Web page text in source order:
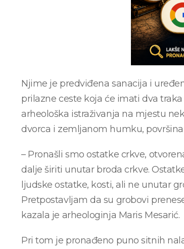
Njime je predviđena sanacija i
prilazne ceste koja će imati dva
arheološka istraživanja na mjestu
dvorca i zemljanom humku,
– Pronašli smo ostatke crkve,
dalje širiti unutar broda crkve.
ljudske ostatke, kosti, ali ne unutar
Pretpostavljam da su grobovi
kazala je arheologinja Maris Mesarić.
Pri tom je pronađeno puno sitnih